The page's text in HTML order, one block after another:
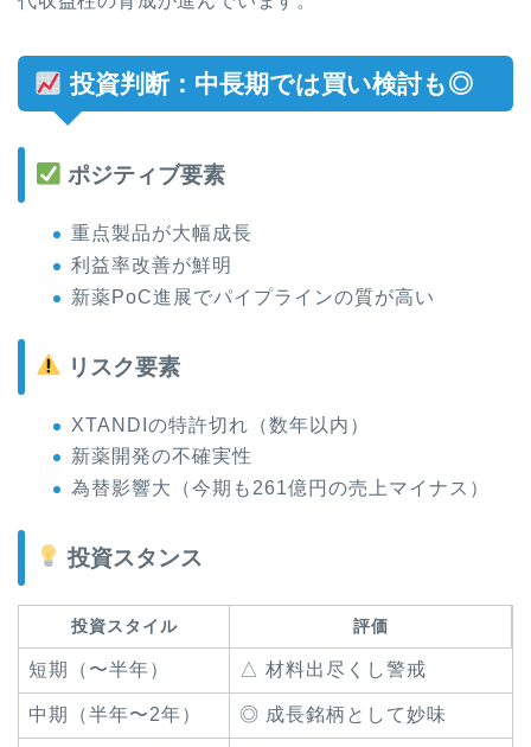
投資判断：中長期では買い検討も◎
ポジティブ要素
重点製品が大幅成長
利益率改善が鮮明
新薬PoC進展でパイプラインの質が高い
リスク要素
XTANDIの特許切れ（数年以内）
新薬開発の不確実性
為替影響大（今期も261億円の売上マイナス）
投資スタンス
投資スタイル 評価
短期（〜半年） △ 材料出尽くし警戒
中期（半年〜2年） ◎ 成長銘柄として妙味